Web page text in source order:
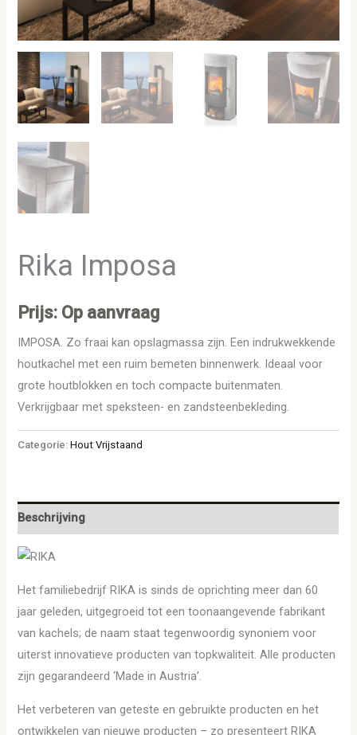
Rika Imposa
Prijs: Op aanvraag
IMPOSA. Zo fraai kan opslagmassa zijn. Een indrukwekkende
houtkachel met een ruim bemeten binnenwerk. Ideaal voor
grote houtblokken en toch compacte buitenmaten.
Verkrijgbaar met speksteen- en zandsteenbekleding.
Categorie:Hout Vrijstaand
Beschrijving
Het familiebedrijf RIKA is sinds de oprichting meer dan 60
jaar geleden, uitgegroeid tot een toonaangevende fabrikant
van kachels; de naam staat tegenwoordig synoniem voor
uiterst innovatieve producten van topkwaliteit. Alle producten
zijn gegarandeerd ‘Made in Austria’.
Het verbeteren van geteste en gebruikte producten en het
ontwikkelen van nieuwe producten – zo presenteert RIKA